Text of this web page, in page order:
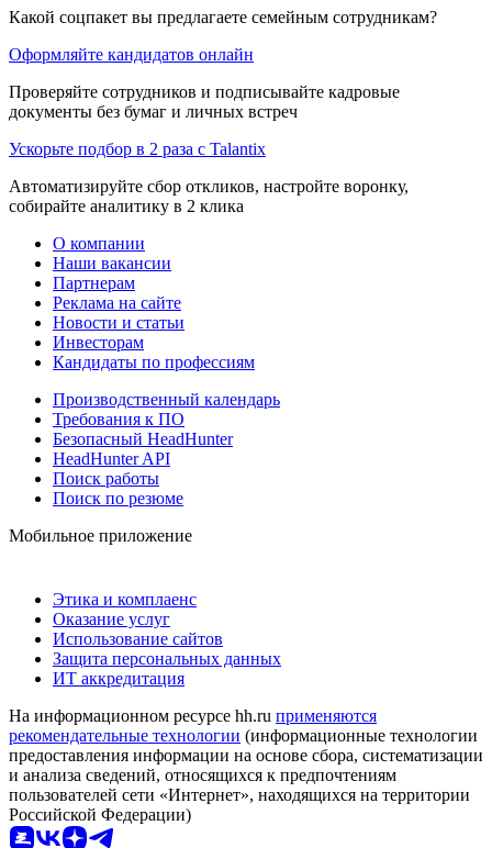
Какой соцпакет вы предлагаете семейным сотрудникам?
Оформляйте кандидатов онлайн
Проверяйте сотрудников и подписывайте кадровые
документы без бумаг и личных встреч
Ускорьте подбор в 2 раза с Talantix
Автоматизируйте сбор откликов, настройте воронку,
собирайте аналитику в 2 клика
О компании
Наши вакансии
Партнерам
Реклама на сайте
Новости и статьи
Инвесторам
Кандидаты по профессиям
Производственный календарь
Требования к ПО
Безопасный HeadHunter
HeadHunter API
Поиск работы
Поиск по резюме
Мобильное приложение
Этика и комплаенс
Оказание услуг
Использование сайтов
Защита персональных данных
ИТ аккредитация
На информационном ресурсе hh.ru применяются
рекомендательные технологии (информационные технологии
предоставления информации на основе сбора, систематизации
и анализа сведений, относящихся к предпочтениям
пользователей сети «Интернет», находящихся на территории
Российской Федерации)